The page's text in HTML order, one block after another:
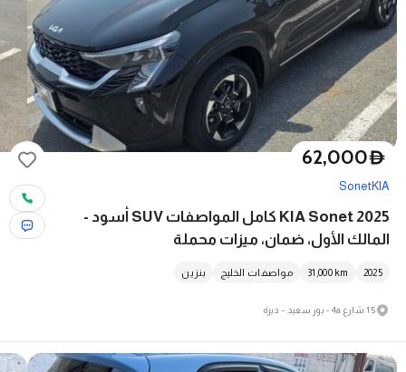
D
62,000
KIA
Sonet
KIA Sonet 2025 كامل المواصفات SUV أسود -
المالك الأول، ضمان، ميزات محملة
2025
31,000 km مواصفات الخليج بنزين
15 شارع 4a - بور سعيد - ديرة